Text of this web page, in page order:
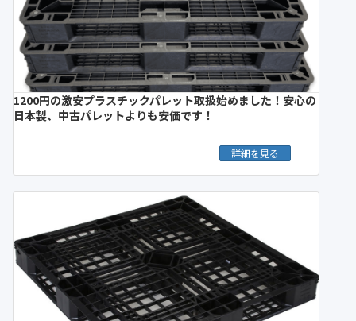
1200円の激安プラスチックパレット取扱始めました！安心の
日本製、中古パレットよりも安価です！
詳細を見る